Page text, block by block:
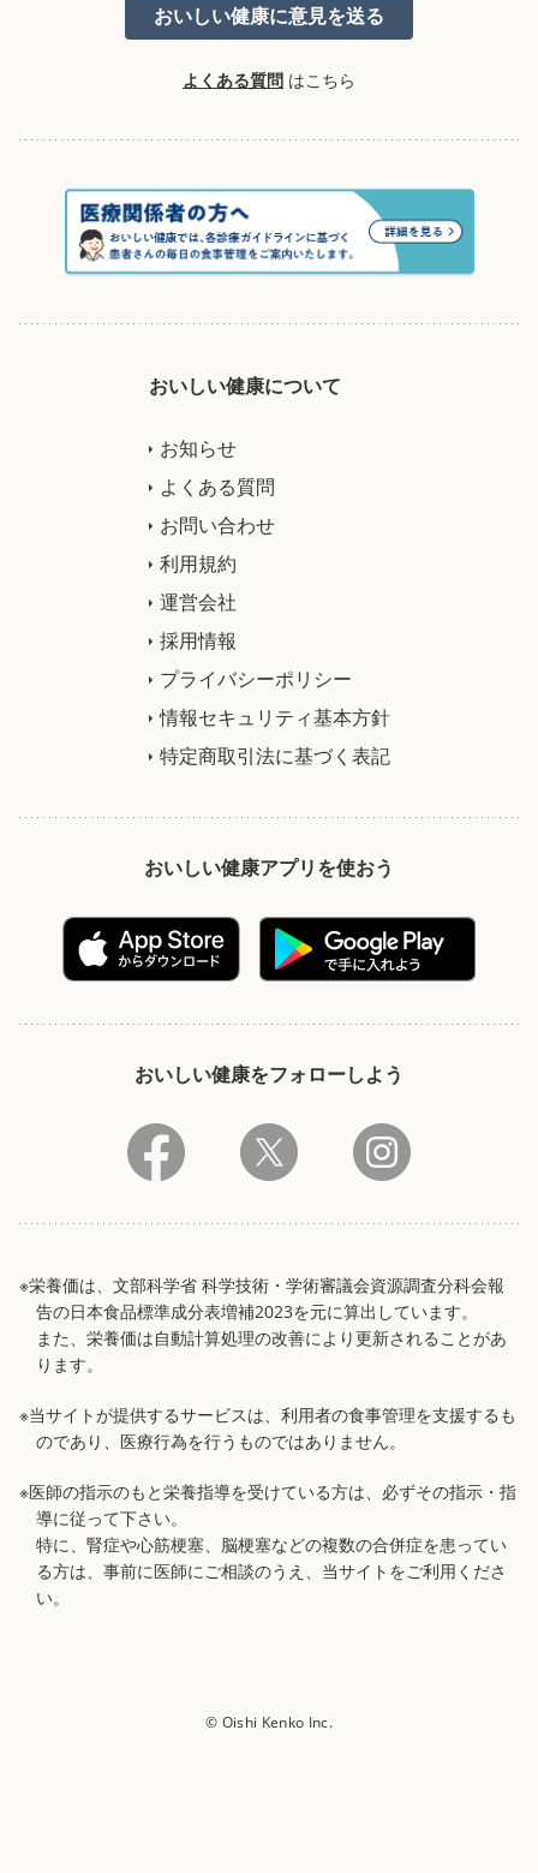
よくある質問 はこちら
おいしい健康について
お知らせ
よくある質問
お問い合わせ
利用規約
運営会社
採用情報
プライバシーポリシー
情報セキュリティ基本方針
特定商取引法に基づく表記
おいしい健康アプリを使おう
おいしい健康をフォローしよう
※栄養価は、文部科学省 科学技術・学術審議会資源調査分科会報
告の日本食品標準成分表増補2023を元に算出しています。
また、栄養価は自動計算処理の改善により更新されることがあ
ります。
※当サイトが提供するサービスは、利用者の食事管理を支援するも
のであり、医療行為を行うものではありません。
※医師の指示のもと栄養指導を受けている方は、必ずその指示・指
導に従って下さい。
特に、腎症や心筋梗塞、脳梗塞などの複数の合併症を患ってい
る方は、事前に医師にご相談のうえ、当サイトをご利用くださ
い。
© Oishi Kenko Inc.